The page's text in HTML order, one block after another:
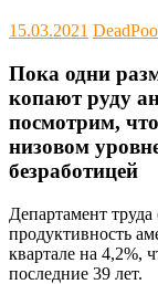
15.03.2021
Пока одни
копают руду
посмотрим,
низовом
безработицей
Департамент труда
продуктивность
квартале на 4,2%,
последние 39 лет.